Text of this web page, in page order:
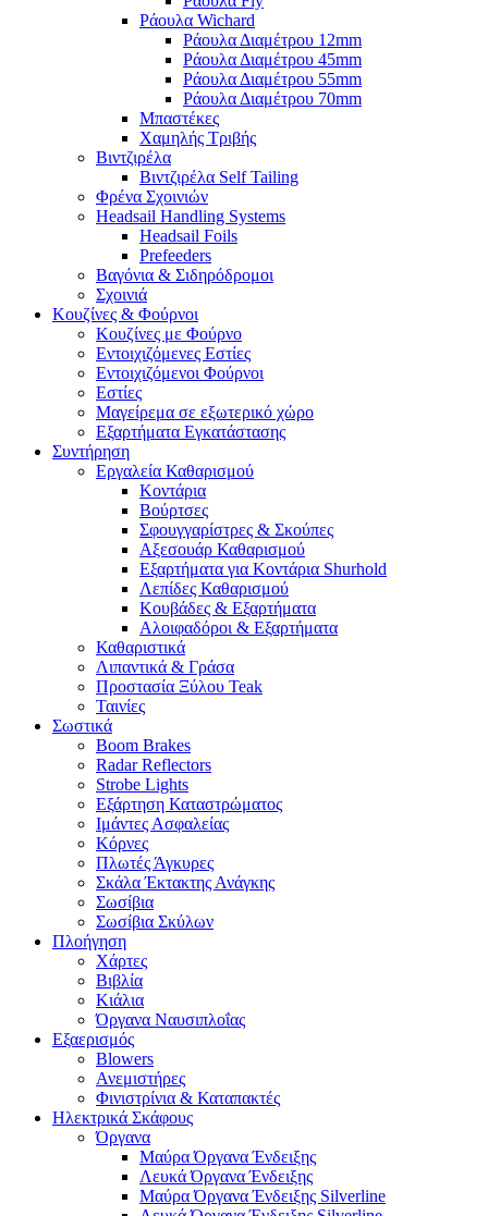
Ράουλα Wichard
Ράουλα Διαμέτρου 12mm
Ράουλα Διαμέτρου 45mm
Ράουλα Διαμέτρου 55mm
Ράουλα Διαμέτρου 70mm
Μπαστέκες
Χαμηλής Τριβής
Βιντζιρέλα
Βιντζιρέλα Self Tailing
Φρένα Σχοινιών
Headsail Handling Systems
Headsail Foils
Prefeeders
Βαγόνια & Σιδηρόδρομοι
Σχοινιά
Κουζίνες & Φούρνοι
Κουζίνες με Φούρνο
Εντοιχιζόμενες Εστίες
Εντοιχιζόμενοι Φούρνοι
Εστίες
Μαγείρεμα σε εξωτερικό χώρο
Εξαρτήματα Εγκατάστασης
Συντήρηση
Εργαλεία Καθαρισμού
Κοντάρια
Βούρτσες
Σφουγγαρίστρες & Σκούπες
Αξεσουάρ Καθαρισμού
Εξαρτήματα για Κοντάρια Shurhold
Λεπίδες Καθαρισμού
Κουβάδες & Εξαρτήματα
Αλοιφαδόροι & Εξαρτήματα
Καθαριστικά
Λιπαντικά & Γράσα
Προστασία Ξύλου Teak
Ταινίες
Σωστικά
Boom Brakes
Radar Reflectors
Strobe Lights
Εξάρτηση Καταστρώματος
Ιμάντες Ασφαλείας
Κόρνες
Πλωτές Άγκυρες
Σκάλα Έκτακτης Ανάγκης
Σωσίβια
Σωσίβια Σκύλων
Πλοήγηση
Χάρτες
Βιβλία
Κιάλια
Όργανα Ναυσιπλοΐας
Εξαερισμός
Blowers
Ανεμιστήρες
Φινιστρίνια & Καταπακτές
Ηλεκτρικά Σκάφους
Όργανα
Μαύρα Όργανα Ένδειξης
Λευκά Όργανα Ένδειξης
Μαύρα Όργανα Ένδειξης Silverline